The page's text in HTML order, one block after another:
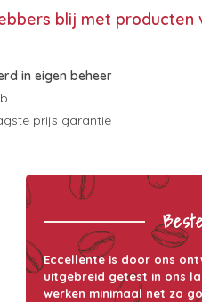
blij met producten
in eigen beheer
prijs garantie
Eccellente is door ons
uitgebreid getest in ons
werken minimaal net zo